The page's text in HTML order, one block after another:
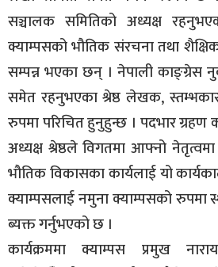
सञ्चालक समितिको अध्यक्ष
क्याम्पसको भौतिक संरचना तथा
सम्पन्न भएका छन् । नेपाली काङ्ग्रेस
समेत रहनुभएका श्रेष्ठ लेखक,
रुपमा परिचित हुनुहुन्छ । पदभार ग्रहण
अध्यक्ष श्रेष्ठले विगतमा आफ्नो
भौतिक विकासका कार्यलाई यो
क्याम्पसलाई नमुना क्याम्पसको रुपमा
ब्यक्त गर्नुभएको छ ।
कार्यक्रममा क्याम्पस प्रमुख